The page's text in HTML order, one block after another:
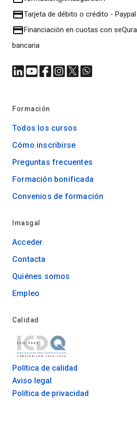
Tarjeta de débito o crédito - Paypal
Financiación en cuotas con seQura
bancaria
Formación
Todos los cursos
Cómo inscribirse
Preguntas frecuentes
Formación bonificada
Convenios de formación
Imasgal
Acceder
Contacta
Quiénes somos
Empleo
Calidad
Política de calidad
Aviso legal
Política de privacidad